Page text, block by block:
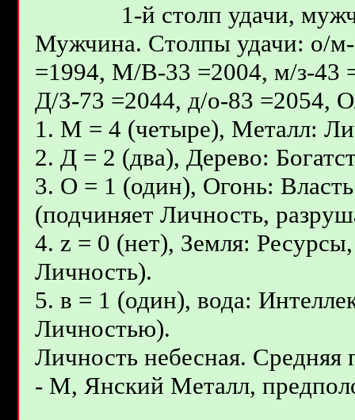
1-й столп удачи,
Мужчина. Столпы удачи: о/м-
=1994, М/В-33 =2004, м/з-43
Д/З-73 =2044, д/о-83 =2054,
1. М = 4 (четыре), Металл:
2. Д = 2 (два), Дерево:
3. О = 1 (один), Огонь:
(подчиняет Личность,
4. z = 0 (нет), Земля:
Личность).
5. в = 1 (один), вода:
Личностью).
Личность небесная.
- М, Янcкий Металл,